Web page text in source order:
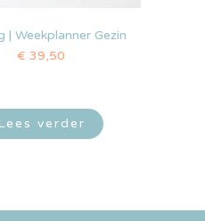
| Weekplanner Gezin
€ 39,50
verder